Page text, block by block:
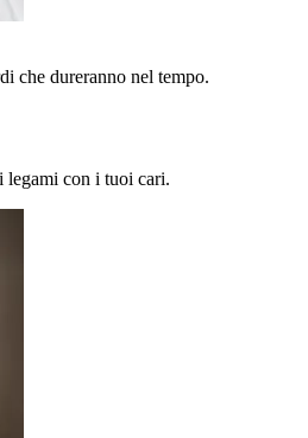
che dureranno nel tempo.
legami con i tuoi cari.